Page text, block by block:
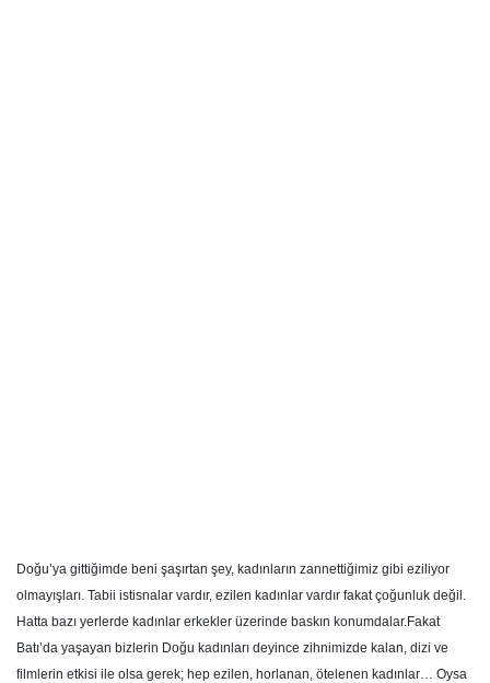
Doğu’ya gittiğimde beni şaşırtan şey, kadınların zannettiğimiz gibi eziliyor
olmayışları. Tabii istisnalar vardır, ezilen kadınlar vardır fakat çoğunluk değil.
Hatta bazı yerlerde kadınlar erkekler üzerinde baskın konumdalar.Fakat
Batı’da yaşayan bizlerin Doğu kadınları deyince zihnimizde kalan, dizi ve
filmlerin etkisi ile olsa gerek; hep ezilen, horlanan, ötelenen kadınlar… Oysa